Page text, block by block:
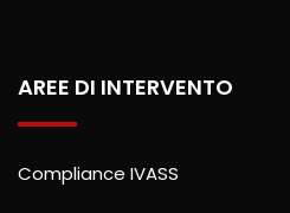
AREE DI INTERVENTO
Compliance IVASS